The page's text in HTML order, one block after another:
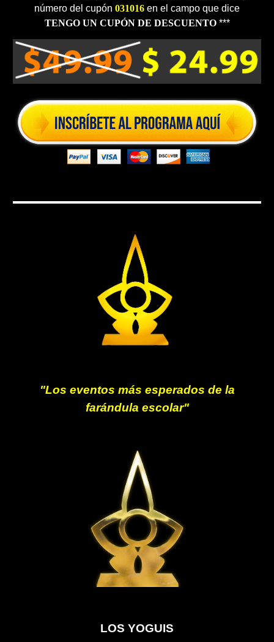
número del cupón 031016 en el campo que dice
TENGO UN CUPÓN DE DESCUENTO ***
"Los eventos más esperados de la
farándula escolar"
LOS YOGUIS